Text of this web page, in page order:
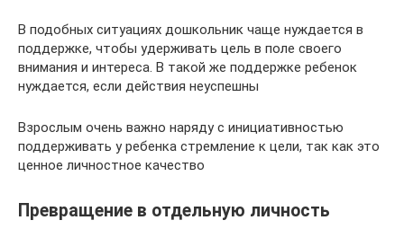
В подобных ситуациях дошкольник чаще нуждается в
поддержке, чтобы удерживать цель в поле своего
внимания и интереса. В такой же поддержке ребенок
нуждается, если действия неуспешны
Взрослым очень важно наряду с инициативностью
поддерживать у ребенка стремление к цели, так как это
ценное личностное качество
Превращение в отдельную личность